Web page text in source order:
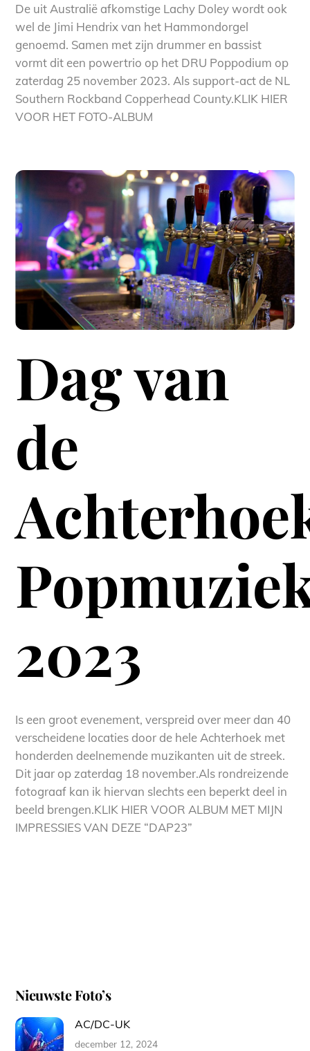
De uit Australië afkomstige Lachy Doley wordt ook
wel de Jimi Hendrix van het Hammondorgel
genoemd. Samen met zijn drummer en bassist
vormt dit een powertrio op het DRU Poppodium op
zaterdag 25 november 2023. Als support-act de NL
Southern Rockband Copperhead County.KLIK HIER
VOOR HET FOTO-ALBUM
Dag van
de
2023
Is een groot evenement, verspreid over meer dan 40
verscheidene locaties door de hele Achterhoek met
honderden deelnemende muzikanten uit de streek.
Dit jaar op zaterdag 18 november.Als rondreizende
fotograaf kan ik hiervan slechts een beperkt deel in
beeld brengen.KLIK HIER VOOR ALBUM MET MIJN
IMPRESSIES VAN DEZE “DAP23”
Nieuwste Foto’s
AC/DC-UK
december 12, 2024